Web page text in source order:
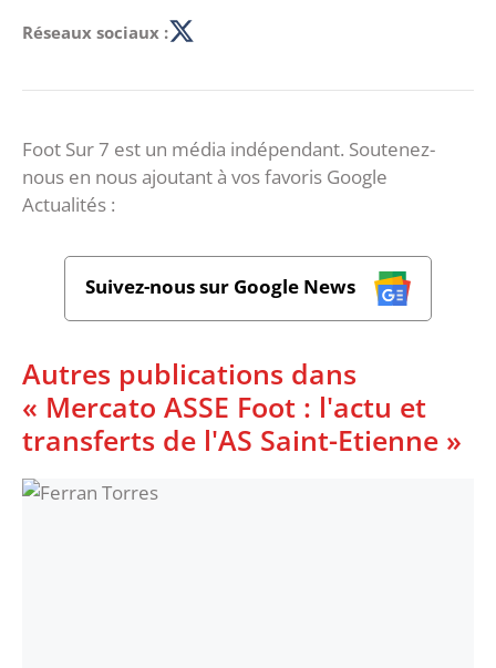
Réseaux sociaux :
Foot Sur 7 est un média indépendant. Soutenez-
nous en nous ajoutant à vos favoris Google
Actualités :
Suivez-nous sur Google News
Autres publications dans
« Mercato ASSE Foot : l'actu et
transferts de l'AS Saint-Etienne »